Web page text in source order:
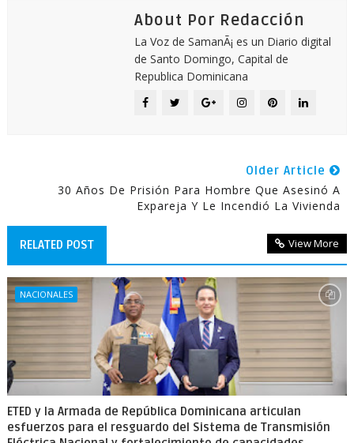
About Por Redacción
La Voz de SamanÃ¡ es un Diario digital
de Santo Domingo, Capital de
Republica Dominicana
Older Article
30 Años De Prisión Para Hombre Que Asesinó A
Expareja Y Le Incendió La Vivienda
RELATED POST View More
NACIONALES
ETED y la Armada de República Dominicana articulan
esfuerzos para el resguardo del Sistema de Transmisión